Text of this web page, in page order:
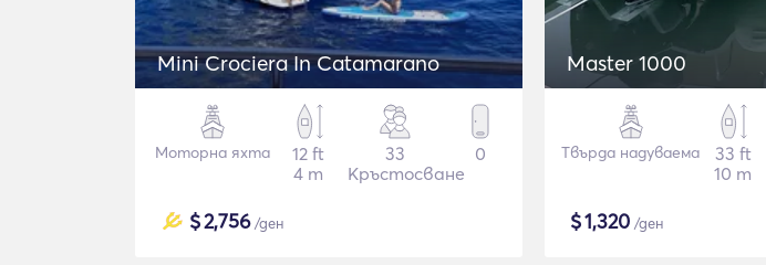
Mini Crociera In Catamarano
Моторна яхта
12 ft
4 m
33
Кръстосване
0
$2,756/ден
Master 1000
Твърда надуваема
33 ft
10 m
$1,320 /ден